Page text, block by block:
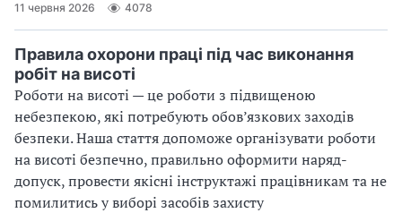
11 червня 2026 4078
Правила охорони праці під час виконання
робіт на висоті
Роботи на висоті — це роботи з підвищеною
небезпекою, які потребують обов’язкових заходів
безпеки. Наша стаття допоможе організувати роботи
на висоті безпечно, правильно оформити наряд-
допуск, провести якісні інструктажі працівникам та не
помилитись у виборі засобів захисту